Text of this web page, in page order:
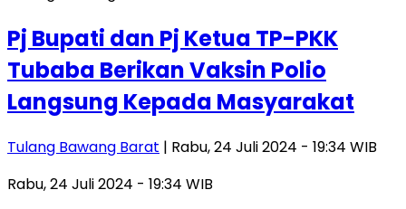
Pj Bupati dan Pj Ketua TP-PKK
Tubaba Berikan Vaksin Polio
Langsung Kepada Masyarakat
Tulang Bawang Barat | Rabu, 24 Juli 2024 - 19:34 WIB
Rabu, 24 Juli 2024 - 19:34 WIB